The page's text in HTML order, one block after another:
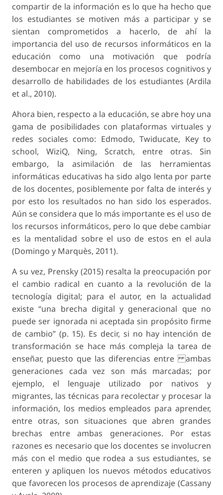
compartir de la información es lo que ha hecho que
los estudiantes se motiven más a participar y se
sientan comprometidos a hacerlo, de ahí la
importancia del uso de recursos informáticos en la
educación como una motivación que podría
desembocar en mejoría en los procesos cognitivos y
desarrollo de habilidades de los estudiantes (Ardila
et al., 2010).
Ahora bien, respecto a la educación, se abre hoy una
gama de posibilidades con plataformas virtuales y
redes sociales como: Edmodo, Twiducate, Key to
school, WiziQ, Ning, Scratch, entre otras. Sin
embargo, la asimilación de las herramientas
informáticas educativas ha sido algo lenta por parte
de los docentes, posiblemente por falta de interés y
por esto los resultados no han sido los esperados.
Aún se considera que lo más importante es el uso de
los recursos informáticos, pero lo que debe cambiar
es la mentalidad sobre el uso de estos en el aula
(Domingo y Marquès, 2011).
A su vez, Prensky (2015) resalta la preocupación por
el cambio radical en cuanto a la revolución de la
tecnología digital; para el autor, en la actualidad
existe “una brecha digital y generacional que no
puede ser ignorada ni aceptada sin propósito firme
de cambio” (p. 15). Es decir, si no hay intención de
transformación se hace más compleja la tarea de
enseñar, puesto que las diferencias entre ambas
generaciones cada vez son más marcadas; por
ejemplo, el lenguaje utilizado por nativos y
migrantes, las técnicas para recolectar y procesar la
información, los medios empleados para aprender,
entre otras, son situaciones que abren grandes
brechas entre ambas generaciones. Por estas
razones es necesario que los docentes se involucren
más con el medio que rodea a sus estudiantes, se
enteren y apliquen los nuevos métodos educativos
que favorecen los procesos de aprendizaje (Cassany